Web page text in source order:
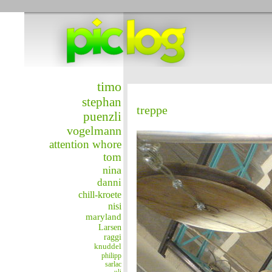
timo
stephan
puenzli
vogelmann
attention whore
tom
nina
danni
chill-kroete
nisi
maryland
Larsen
raggi
knuddel
philipp
sarlac
treppe